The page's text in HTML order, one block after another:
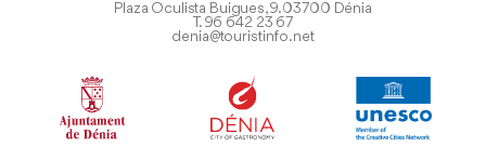
Plaza Oculista Buigues, 9. 03700 Dénia
T. 96 642 23 67
denia@touristinfo.net